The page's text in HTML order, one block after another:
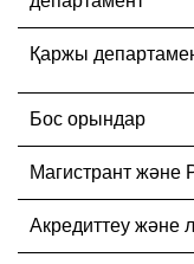
Қаржы
Бос орындар
Магистрант және
Акредиттеу және